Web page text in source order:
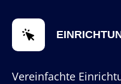
Vereinfachte